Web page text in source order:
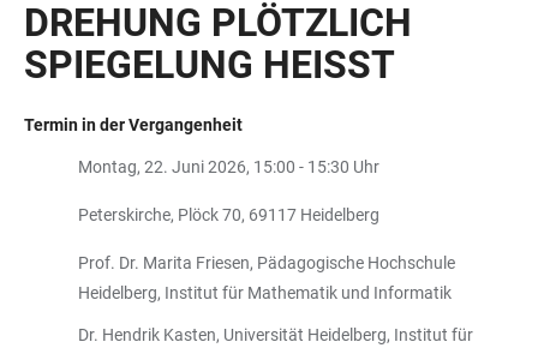
DREHUNG PLÖTZLICH
SPIEGELUNG HEISST
Termin in der Vergangenheit
Montag, 22. Juni 2026, 15:00 - 15:30 Uhr
Peterskirche, Plöck 70, 69117 Heidelberg
Prof. Dr. Marita Friesen, Pädagogische Hochschule
Heidelberg, Institut für Mathematik und Informatik
Dr. Hendrik Kasten, Universität Heidelberg, Institut für